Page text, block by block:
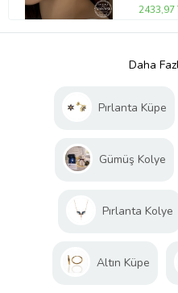
2433,97
Daha
Pırlanta Küpe
Gümüş Kolye
Pırlanta Kolye
Altın Küpe